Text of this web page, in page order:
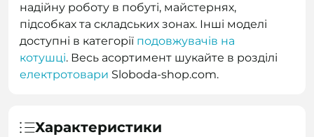
надійну роботу в побуті, майстернях,
підсобках та складських зонах. Інші моделі
доступні в категорії подовжувачів на
котушці. Весь асортимент шукайте в розділі
електротовари Sloboda-shop.com.
Характеристики